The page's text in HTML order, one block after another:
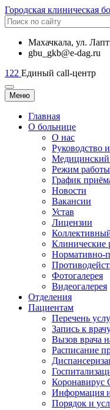
Городская клиническая
Махачкала, ​ул.
gbu_gkb@e-dag.ru
122 Единый call-центр
Меню
Главная
О больнице
О нас
Руководство
Медицинский
Режим работы
График
Новости
Вакансии
Устав
Лицензии
Клинические
Нормативно-
Фотогалерея
Видеогалерея
Отделения
Пациентам
Перечень
Запись к
Вызов врача
Расписание
Коронавирус
Информация
Порядок и